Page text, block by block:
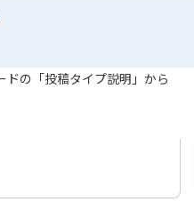
ドの「投稿タイプ説明」から